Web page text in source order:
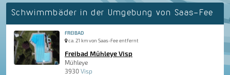
Schwimmbäder in der Umgebung von Saas-Fee
FREIBAD
ca. 21 km von Saas-Fee entfernt
Freibad Mühleye Visp
Mühleye
3930 Visp